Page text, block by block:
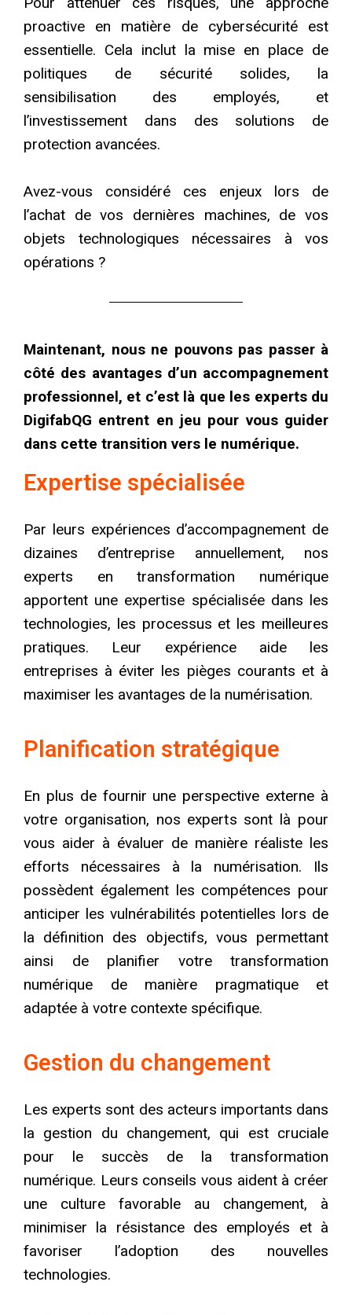
proactive en matière de cybersécurité est
essentielle. Cela inclut la mise en place de
politiques de sécurité solides, la
sensibilisation des employés, et
l’investissement dans des solutions de
protection avancées.
Avez-vous considéré ces enjeux lors de
l’achat de vos dernières machines, de vos
objets technologiques nécessaires à vos
opérations ?
Maintenant, nous ne pouvons pas passer à
côté des avantages d’un accompagnement
professionnel, et c’est là que les experts du
DigifabQG entrent en jeu pour vous guider
dans cette transition vers le numérique.
Expertise spécialisée
Par leurs expériences d’accompagnement de
dizaines d’entreprise annuellement, nos
experts en transformation numérique
apportent une expertise spécialisée dans les
technologies, les processus et les meilleures
pratiques. Leur expérience aide les
entreprises à éviter les pièges courants et à
maximiser les avantages de la numérisation.
Planification stratégique
En plus de fournir une perspective externe à
votre organisation, nos experts sont là pour
vous aider à évaluer de manière réaliste les
efforts nécessaires à la numérisation. Ils
possèdent également les compétences pour
anticiper les vulnérabilités potentielles lors de
la définition des objectifs, vous permettant
ainsi de planifier votre transformation
numérique de manière pragmatique et
adaptée à votre contexte spécifique.
Gestion du changement
Les experts sont des acteurs importants dans
la gestion du changement, qui est cruciale
pour le succès de la transformation
numérique. Leurs conseils vous aident à créer
une culture favorable au changement, à
minimiser la résistance des employés et à
favoriser l’adoption des nouvelles
technologies.